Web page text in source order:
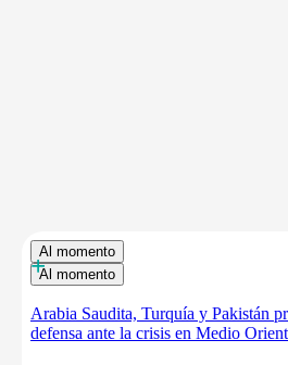
Al momento
Al momento
+
Arabia Saudita, Turquía y Pakistán
defensa ante la crisis en Medio